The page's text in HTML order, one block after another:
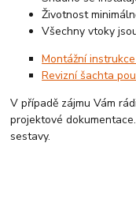
Životnost
Všechny vtoky
Montážní
Revizní šachta
V případě zájmu Vám
projektové
sestavy.